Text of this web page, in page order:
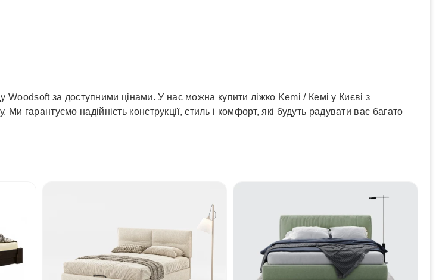
Woodsoft за доступними цінами. У нас можна купити ліжко Kemi / Кемі у Києві з
гарантуємо надійність конструкції, стиль і комфорт, які будуть радувати вас багато